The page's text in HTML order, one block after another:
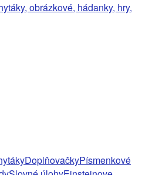
obrázkové, hádanky, hry,
DoplňovačkyPísmenkové